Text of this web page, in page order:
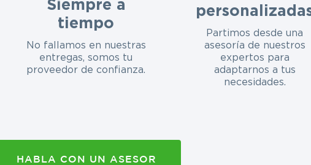
Siempre a
tiempo
No fallamos en nuestras
entregas, somos tu
proveedor de confianza.
Partimos desde una
asesoría de nuestros
expertos para
adaptarnos a tus
necesidades.
HABLA CON UN ASESOR